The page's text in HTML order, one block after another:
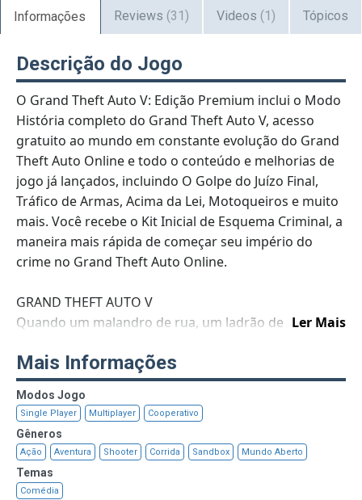
Informações Reviews (31) Videos (1) Tópicos
Descrição do Jogo
Ler Mais
O Grand Theft Auto V: Edição Premium inclui o Modo
História completo do Grand Theft Auto V, acesso
gratuito ao mundo em constante evolução do Grand
Theft Auto Online e todo o conteúdo e melhorias de
jogo já lançados, incluindo O Golpe do Juízo Final,
Tráfico de Armas, Acima da Lei, Motoqueiros e muito
mais. Você recebe o Kit Inicial de Esquema Criminal, a
maneira mais rápida de começar seu império do
crime no Grand Theft Auto Online.
GRAND THEFT AUTO V
Quando um malandro de rua, um ladrão de bancos
encrencados, eles precisam realizar uma série de
golpes ousados para sobreviver em uma cidade onde
não podem confiar em ninguém, nem mesmo um no
outro.
GRAND THEFT AUTO ONLINE
Descubra um mundo de escolhas e maneiras de
Mais Informações
Modos Jogo
Single Player Multiplayer Cooperativo
Gêneros
Ação Aventura Shooter Corrida Sandbox Mundo Aberto
Temas
Comédia